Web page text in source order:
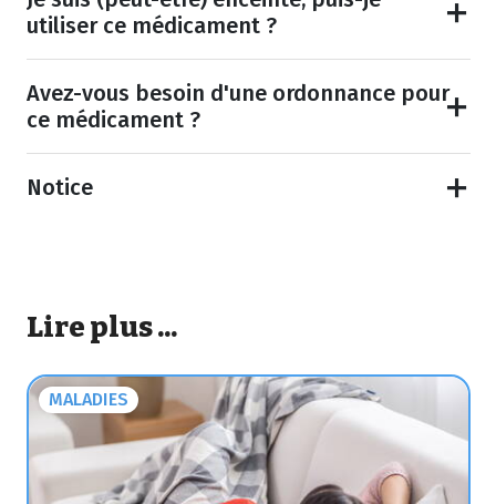
utiliser ce médicament ?
Avez-vous besoin d'une ordonnance pour
ce médicament ?
Notice
Lire plus ...
MALADIES